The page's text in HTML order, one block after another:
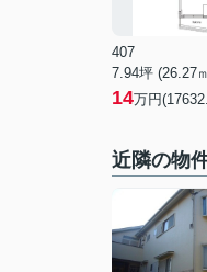
407
7.94坪 (26.27
14万円
近隣の物